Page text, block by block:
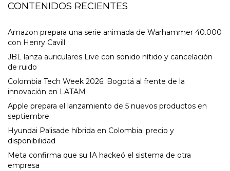
CONTENIDOS RECIENTES
Amazon prepara una serie animada de Warhammer 40.000
con Henry Cavill
JBL lanza auriculares Live con sonido nítido y cancelación
de ruido
Colombia Tech Week 2026: Bogotá al frente de la
innovación en LATAM
Apple prepara el lanzamiento de 5 nuevos productos en
septiembre
Hyundai Palisade híbrida en Colombia: precio y
disponibilidad
Meta confirma que su IA hackeó el sistema de otra
empresa